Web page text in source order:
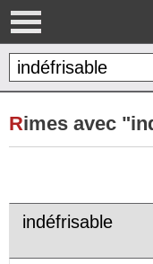
Rimes avec
indéfrisable